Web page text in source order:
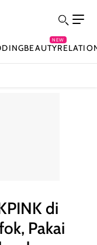
BEAUTY
NEW
di
Pakai